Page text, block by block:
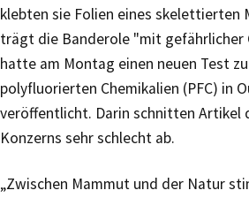
klebten sie Folien eines skelettierten
trägt die Banderole "mit gefährlicher
hatte am Montag einen neuen Test
polyfluorierten Chemikalien (PFC) in
veröffentlicht. Darin schnitten Artikel
Konzerns sehr schlecht ab.
„Zwischen Mammut und der Natur